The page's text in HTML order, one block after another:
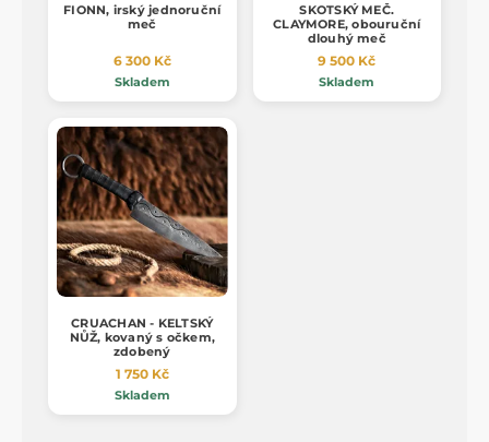
FIONN, irský jednoruční
meč
6 300 Kč
Skladem
SKOTSKÝ MEČ.
CLAYMORE, obouruční
dlouhý meč
9 500 Kč
Skladem
CRUACHAN - KELTSKÝ
NŮŽ, kovaný s očkem,
zdobený
1 750 Kč
Skladem